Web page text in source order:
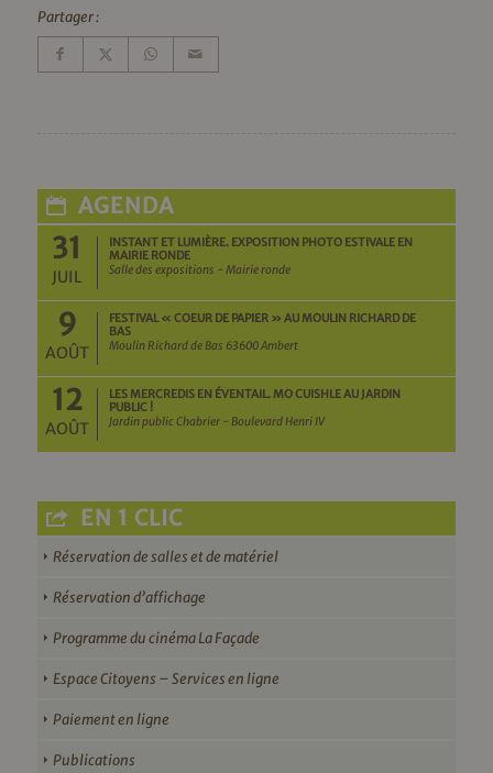
Partager :
AGENDA
31
JUIL
INSTANT ET LUMIÈRE. EXPOSITION PHOTO ESTIVALE EN
MAIRIE RONDE
Salle des expositions - Mairie ronde
9
AOÛT
FESTIVAL « COEUR DE PAPIER » AU MOULIN RICHARD DE
BAS
Moulin Richard de Bas 63600 Ambert
12
AOÛT
LES MERCREDIS EN ÉVENTAIL. MO CUISHLE AU JARDIN
PUBLIC !
Jardin public Chabrier - Boulevard Henri IV
EN 1 CLIC
Réservation de salles et de matériel
Réservation d’affichage
Programme du cinéma La Façade
Espace Citoyens – Services en ligne
Paiement en ligne
Publications